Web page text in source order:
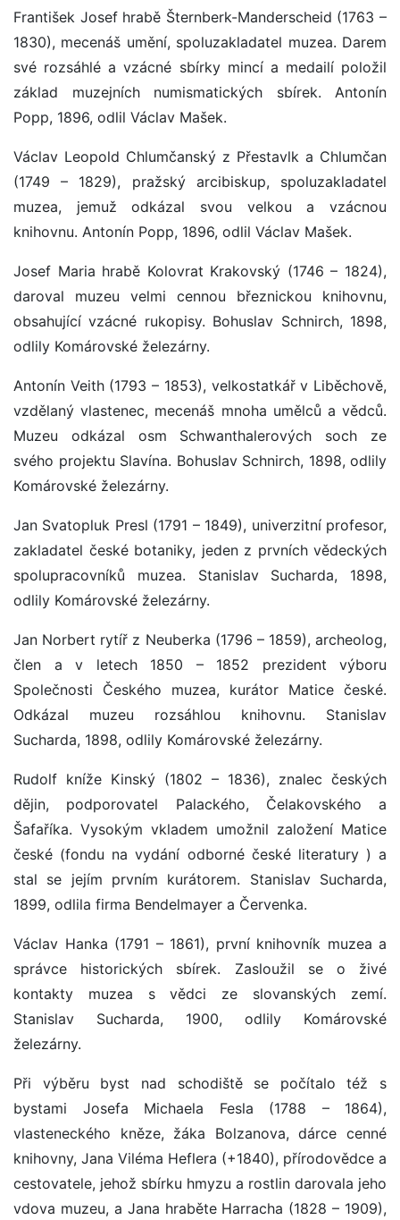
František Josef hrabě Šternberk-Manderscheid (1763 –
1830), mecenáš umění, spoluzakladatel muzea. Darem
své rozsáhlé a vzácné sbírky mincí a medailí položil
základ muzejních numismatických sbírek. Antonín
Popp, 1896, odlil Václav Mašek.
Václav Leopold Chlumčanský z Přestavlk a Chlumčan
(1749 – 1829), pražský arcibiskup, spoluzakladatel
muzea, jemuž odkázal svou velkou a vzácnou
knihovnu. Antonín Popp, 1896, odlil Václav Mašek.
Josef Maria hrabě Kolovrat Krakovský (1746 – 1824),
daroval muzeu velmi cennou březnickou knihovnu,
obsahující vzácné rukopisy. Bohuslav Schnirch, 1898,
odlily Komárovské železárny.
Antonín Veith (1793 – 1853), velkostatkář v Liběchově,
vzdělaný vlastenec, mecenáš mnoha umělců a vědců.
Muzeu odkázal osm Schwanthalerových soch ze
svého projektu Slavína. Bohuslav Schnirch, 1898, odlily
Komárovské železárny.
Jan Svatopluk Presl (1791 – 1849), univerzitní profesor,
zakladatel české botaniky, jeden z prvních vědeckých
spolupracovníků muzea. Stanislav Sucharda, 1898,
odlily Komárovské železárny.
Jan Norbert rytíř z Neuberka (1796 – 1859), archeolog,
člen a v letech 1850 – 1852 prezident výboru
Společnosti Českého muzea, kurátor Matice české.
Odkázal muzeu rozsáhlou knihovnu. Stanislav
Sucharda, 1898, odlily Komárovské železárny.
Rudolf kníže Kinský (1802 – 1836), znalec českých
dějin, podporovatel Palackého, Čelakovského a
Šafaříka. Vysokým vkladem umožnil založení Matice
české (fondu na vydání odborné české literatury ) a
stal se jejím prvním kurátorem. Stanislav Sucharda,
1899, odlila firma Bendelmayer a Červenka.
Václav Hanka (1791 – 1861), první knihovník muzea a
správce historických sbírek. Zasloužil se o živé
kontakty muzea s vědci ze slovanských zemí.
Stanislav Sucharda, 1900, odlily Komárovské
železárny.
Při výběru byst nad schodiště se počítalo též s
bystami Josefa Michaela Fesla (1788 – 1864),
vlasteneckého kněze, žáka Bolzanova, dárce cenné
knihovny, Jana Viléma Heflera (+1840), přírodovědce a
cestovatele, jehož sbírku hmyzu a rostlin darovala jeho
vdova muzeu, a Jana hraběte Harracha (1828 – 1909),